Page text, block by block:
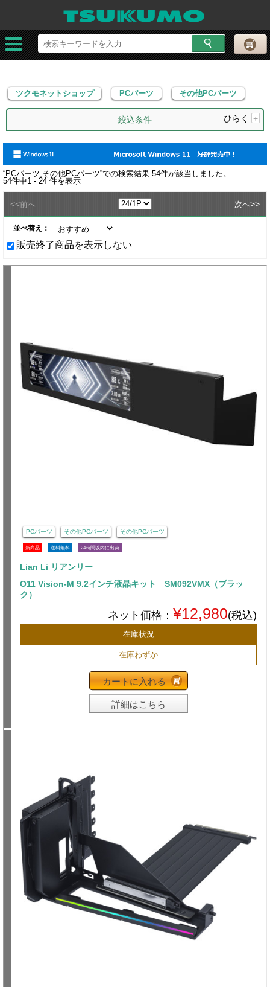
ツクモネットショップ PCパーツ その他PCパーツ
ツクモネットショップ PCパーツ その他PCパーツ
絞込条件 ひらく +
“PCパーツ,その他PCパーツ”での検索結果 54件が該当しました。
54件中1 - 24件を表示
<<前へ 次へ>>
並べ替え：
販売終了商品を表示しない
PCパーツ その他PCパーツ その他PCパーツ
新商品 送料無料 24時間以内に出荷
Lian Li リアンリー
O11 Vision-M 9.2インチ液晶キット SM092VMX（ブラッ
ク）
ネット価格： ¥12,980(税込)
在庫状況
在庫わずか
カートに入れる
詳細はこちら